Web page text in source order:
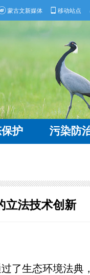
蒙古文新媒体 移动站点
护 污染防
立法技术创新
了生态环境法